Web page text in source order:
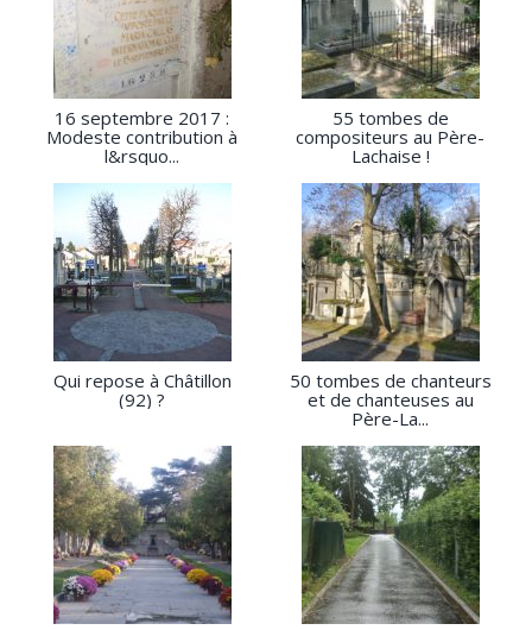
16 septembre 2017 :
Modeste contribution à
l&rsquo...
55 tombes de
compositeurs au Père-
Lachaise !
Qui repose à Châtillon
(92) ?
50 tombes de chanteurs
et de chanteuses au
Père-La...